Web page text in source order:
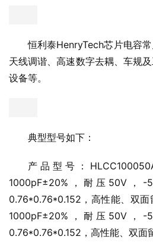
恒利泰HenryTech芯片电容
天线调谐、高速数字去耦、车规
设备等。